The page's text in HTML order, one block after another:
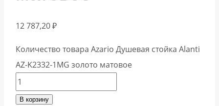
12 787,20₽
Количество товара Azario Душевая стойка Alanti
AZ-K2332-1MG золото матовое
В корзину